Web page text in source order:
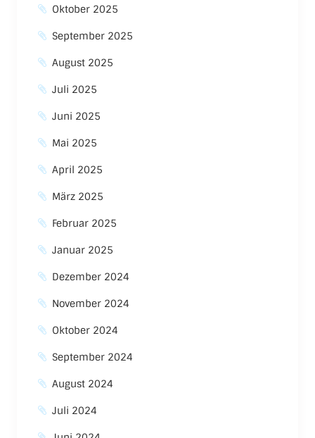
Oktober 2025
September 2025
August 2025
Juli 2025
Juni 2025
Mai 2025
April 2025
März 2025
Februar 2025
Januar 2025
Dezember 2024
November 2024
Oktober 2024
September 2024
August 2024
Juli 2024